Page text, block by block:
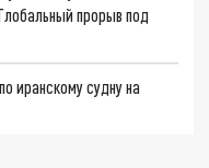
прорыв под
иранскому судну на